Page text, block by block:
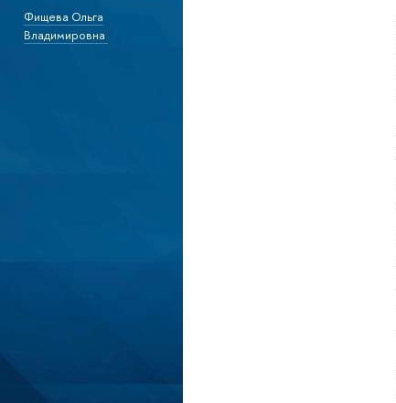
Фищева Ольга
Владимировна